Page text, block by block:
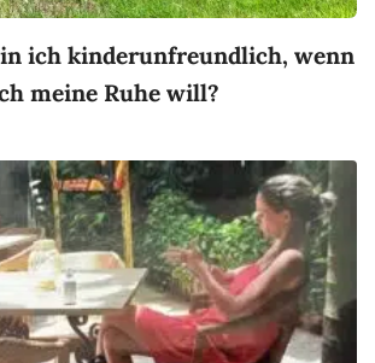
ich kinderunfreundlich, wenn
meine Ruhe will?